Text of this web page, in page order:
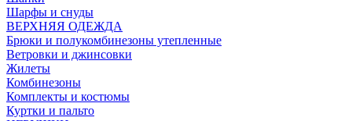
Шарфы и снуды
ВЕРХНЯЯ ОДЕЖДА
Брюки и полукомбинезоны утепленные
Ветровки и джинсовки
Жилеты
Комбинезоны
Комплекты и костюмы
Куртки и пальто